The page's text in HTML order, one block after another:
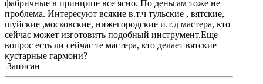
фабричные в принципе все ясно. По деньгам тоже не
проблема. Интересуют всякие в.т.ч тульские , вятские,
шуйские ,московские, нижегородские и.т.д мастера, кто
сейчас может изготовить подобный инструмент.Еще
вопрос есть ли сейчас те мастера, кто делает вятские
кустарные гармони?
Записан